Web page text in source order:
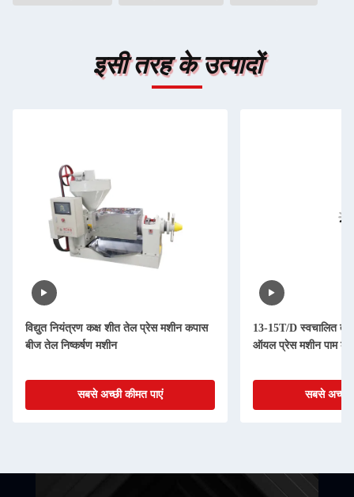
इसी तरह के उत्पादों
विद्युत नियंत्रण कक्ष शीत तेल प्रेस मशीन कपास
बीज तेल निष्कर्षण मशीन
सबसे अच्छी कीमत पाएं
13-15T/D स्वचालित तेल
ऑयल प्रेस मशीन पाम
सबसे अच्छी